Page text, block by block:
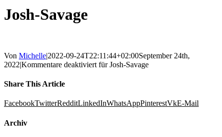
Josh-Savage
Von Michelle|2022-09-24T22:11:44+02:00September 24th,
2022|Kommentare deaktiviert für Josh-Savage
Share This Article
FacebookTwitterRedditLinkedInWhatsAppPinterestVkE-Mail
Archiv